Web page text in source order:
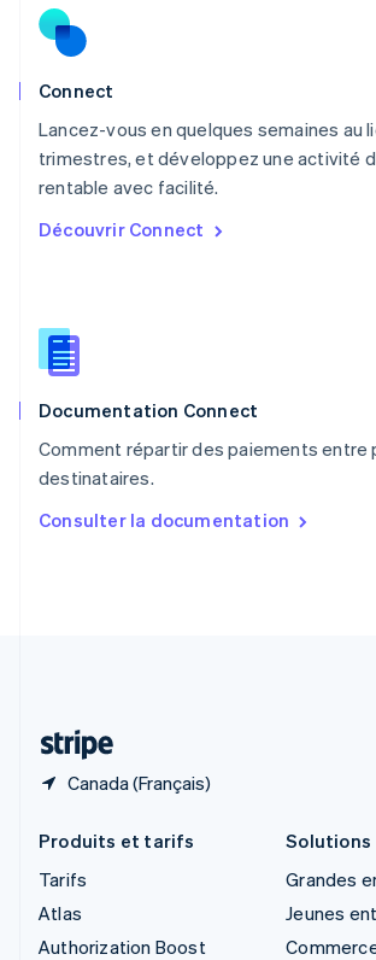
Connect
Lancez-vous en quelques semaines au
trimestres, et développez une activité
rentable avec facilité.
Découvrir Connect
Documentation Connect
Comment répartir des paiements entre
destinataires.
Consulter la documentation
Canada (Français)
English
Nouvelle-Zélande
English
NederlandsEnglish
Pologne
English
PortuguêsEnglish
English
Roumanie
Royaume-Uni
Singapour
English简体中文
English
Produits et tarifs
Tarifs
Atlas
Authorization Boost
Solutions
Grandes
Jeunes